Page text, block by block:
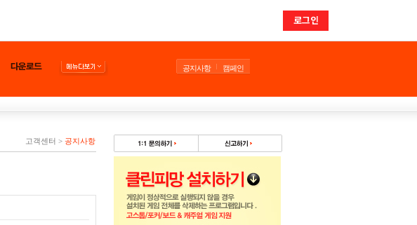
로그인
공지사항 캠페인
고객센터 > 공지사항